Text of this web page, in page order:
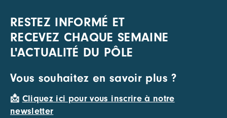
RESTEZ INFORMÉ ET
RECEVEZ CHAQUE SEMAINE
L'ACTUALITÉ DU PÔLE
Vous souhaitez en savoir plus ?
📩 Cliquez ici pour vous inscrire à notre
newsletter